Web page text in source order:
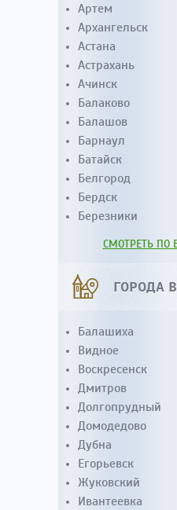
Артем
Архангельск
Астана
Астрахань
Ачинск
Балаково
Балашов
Барнаул
Батайск
Белгород
Бердск
Березники
СМОТРЕТЬ ПО
ГОРОДА
Балашиха
Видное
Воскресенск
Дмитров
Долгопрудный
Домодедово
Дубна
Егорьевск
Жуковский
Ивантеевка